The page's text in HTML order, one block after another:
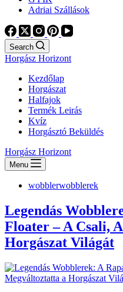
Adriai Szállások
Search
Horgász Horizont
Kezdőlap
Horgászat
Halfajok
Termék Leirás
Kvíz
Horgásztó Beküldés
Horgász Horizont
Menu
wobblerwobblerek
Legendás
Floater – A Csali,
Horgászat Világát